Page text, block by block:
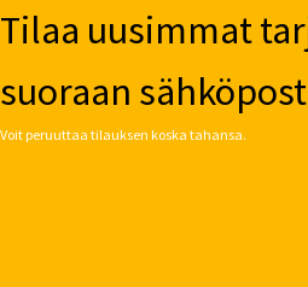
Tilaa uusimmat
suoraan
Voit peruuttaa tilauksen koska tahansa.